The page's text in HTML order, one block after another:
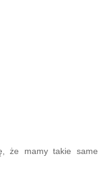
że mamy takie same